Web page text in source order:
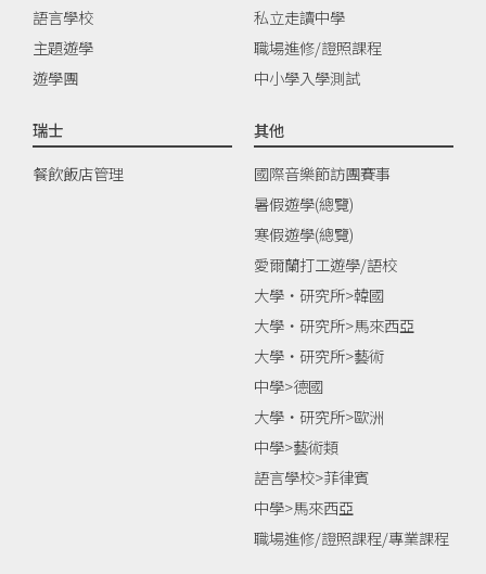
語言學校
主題遊學
遊學團
私立走讀中學
職場進修/證照課程
中小學入學測試
瑞士
餐飲飯店管理
其他
國際音樂節訪團賽事
暑假遊學(總覽)
寒假遊學(總覽)
愛爾蘭打工遊學/語校
大學‧研究所>韓國
大學‧研究所>馬來西亞
大學‧研究所>藝術
中學>德國
大學‧研究所>歐洲
中學>藝術類
語言學校>菲律賓
中學>馬來西亞
職場進修/證照課程/專業課程